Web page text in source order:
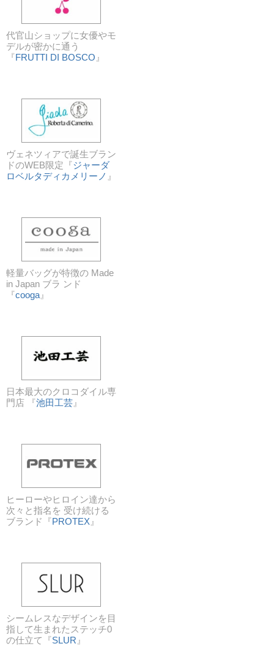
代官山ショップに女優やモ
デルが密かに通う
『FRUTTI DI BOSCO 』
ヴェネツィアで誕生ブラン
ドのWEB限定『ジャーダ
ロベルタディカメリーノ 』
軽量バッグが特徴の Made
in Japan ブラ ンド
『cooga 』
日本最大のクロコダイル専
門店 『池田工芸 』
ヒーローやヒロイン達から
次々と指名を 受け続ける
ブランド『PROTEX 』
シームレスなデザインを目
指して生まれたステッチ0
の仕立て『SLUR 』